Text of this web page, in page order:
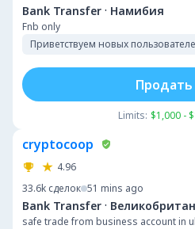
Bank Transfer · Намибия
Fnb only
Приветствуем новых
Limits: $1,000 -
Продать
cryptocoop
4.96
33.6k сделок 51 mins ago
Bank Transfer ·
safe trade from business account in